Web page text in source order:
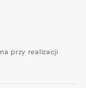
przy realizacji